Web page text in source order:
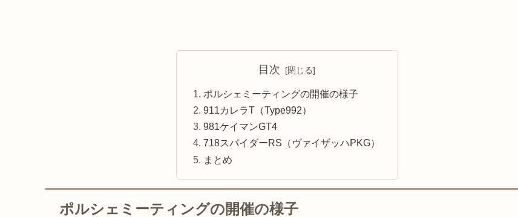
目次
ポルシェミーティングの開催の様子
911カレラT（Type992）
981ケイマンGT4
718スパイダーRS（ヴァイザッハPKG）
まとめ
ポルシェミーティングの開催の様子